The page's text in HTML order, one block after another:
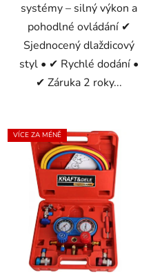
systémy – silný výkon a
pohodlné ovládání ✔
Sjednocený dlaždicový
styl • ✔ Rychlé dodání •
✔ Záruka 2 roky...
VÍCE ZA MÉNĚ